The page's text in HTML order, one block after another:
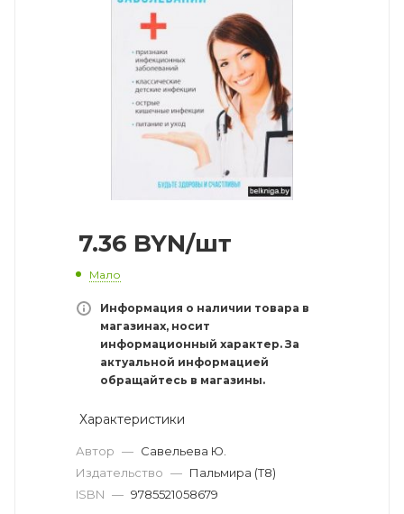
7.36 BYN/шт
Мало
Информация о наличии товара в
магазинах, носит
информационный характер. За
актуальной информацией
обращайтесь в магазины.
Характеристики
Автор — Савельева Ю.
Издательство — Пальмира (Т8)
ISBN — 9785521058679